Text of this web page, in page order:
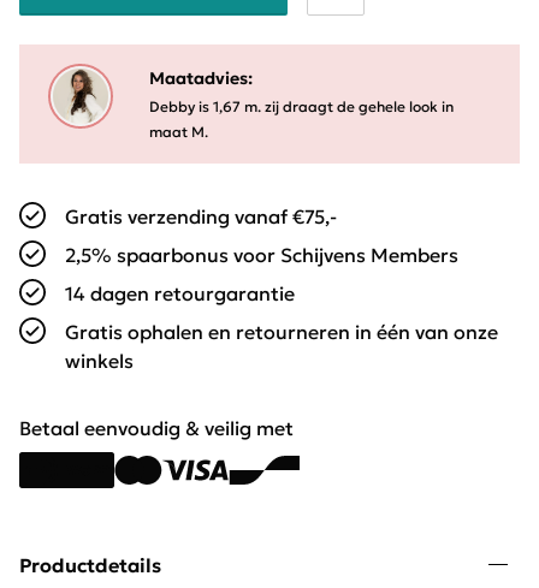
Maatadvies:
Debby is 1,67 m. zij draagt de gehele look in
maat M.
Gratis verzending vanaf €75,-
2,5% spaarbonus voor Schijvens Members
14 dagen retourgarantie
Gratis ophalen en retourneren in één van onze
winkels
Betaal eenvoudig & veilig met
Productdetails